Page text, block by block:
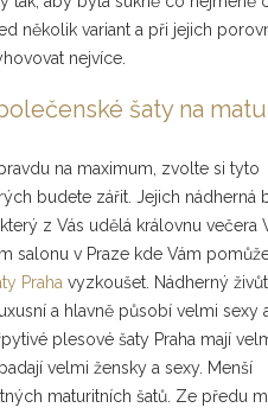
několik variant a při jejich
nejvíce.
šaty na
na maximum, zvolte si tyto
budete zářit. Jejich nádherná
z Vás udělá královnu večera
salonu v Praze kde Vám
Praha vyzkoušet. Nádherný
a hlavně působí velmi sexy
plesové šaty Praha mají
velmi žensky a sexy. Menší
maturitních šatů. Ze předu